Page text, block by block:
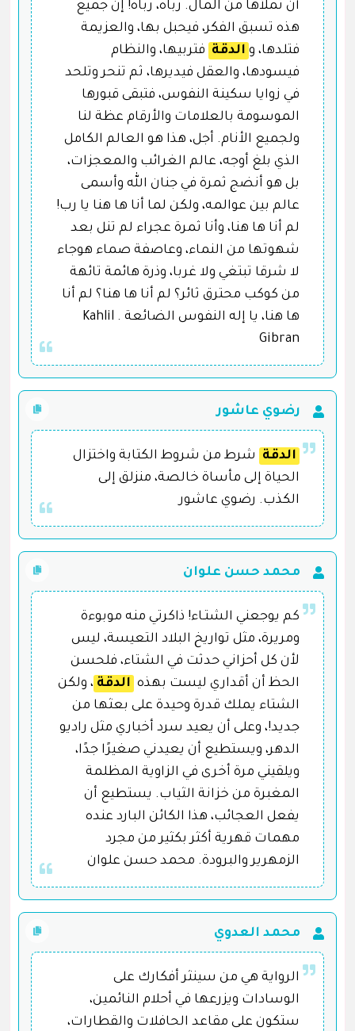
أن تملأها من المآل. رباه، رباه! إن جميع
هذه تسبق الفكر، فيحبل بها، والعزيمة
فتلدها، و الدقة فتربيها، والنظام
فيسودها، والعقل فيديرها، ثم تنحر وتلحد
في زوايا سكينة النفوس، فتبقى قبورها
الموسومة بالعلامات والأرقام عظة لنا
ولجميع الأنام. أجل، هذا هو العالم الكامل
الذي بلغ أوجه، عالم الغرائب والمعجزات،
بل هو أنضج ثمرة في جنان الله وأسمى
عالم بين عوالمه، ولكن لما أنا ها هنا يا رب!
لم أنا ها هنا، وأنا ثمرة عجراء لم تنل بعد
شهوتها من النماء، وعاصفة صماء هوجاء
لا شرقا تبتغي ولا غربا، وذرة هائمة تائهة
من كوكب محترق ثائر؟ لم أنا ها هنا؟ لم أنا
ها هنا، يا إله النفوس الضائعة . Kahlil
Gibran
رضوي عاشور
الدقة
شرط من شروط الكتابة واختزال
الحياة إلى مأساة خالصة، منزلق إلى
الكذب. رضوي عاشور
محمد حسن علوان
كم يوجعني الشتـاء! ذاكرتي منه موبوءة
ومريرة، مثل تواريخ البلاد التعيسة، ليس
لأن كل أحزاني حدثت في الشتاء، فلحسن
الحظ أن أقداري ليست بهذه الدقة ، ولكن
الشتاء يملك قدرة وحيدة على بعثها من
جديد!، وعلى أن يعيد سرد أخباري مثل راديو
الدهر، ويستطيع أن يعيدني صغيرًا جدًا،
ويلقيني مرة أخرى في الزاوية المظلمة
المغبرة من خزانة الثياب. يستطيع أن
يفعل العجائب، هذا الكائن البارد عنده
مهمات قهرية أكثر بكثير من مجرد
الزمهرير والبرودة. محمد حسن علوان
محمد العدوي
الرواية هي من سينثر أفكارك على
الوسادات ويزرعها في أحلام النائمين،
ستكون على مقاعد الحافلات والقطارات،